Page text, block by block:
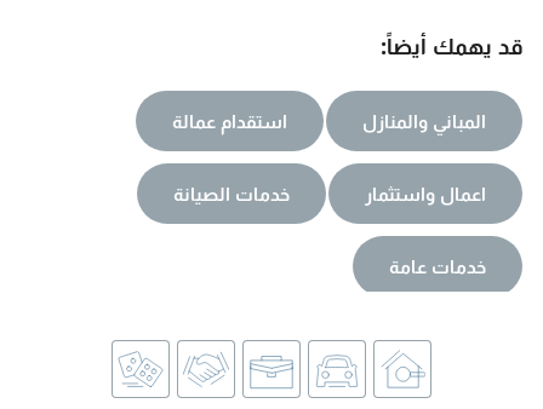
قد يهمك أيضاً:
المباني والمنازل استقدام عمالة
اعمال واستثمار خدمات الصيانة
خدمات عامة